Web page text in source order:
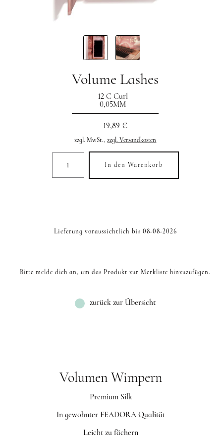
Volume Lashes
12 C Curl
0,05MM
19,89 €
zzgl. MwSt., zzgl. Versandkosten
In den Warenkorb
Lieferung voraussichtlich bis 08-08-2026
Bitte melde dich an, um das Produkt zur Merkliste hinzuzufügen.
zurück zur Übersicht
Volumen Wimpern
Premium Silk
In gewohnter FEADORA Qualität
Leicht zu fächern